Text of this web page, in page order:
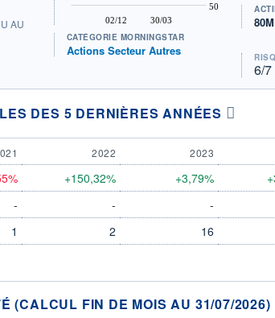
AU
02/12 30/03
50
CATÉGORIE MORNINGSTAR
Actions Secteur Autres
6/7
DES 5 DERNIÈRES ANNÉES
2022 2023
+150,32% +3,79%
- - -
1 2 16
(CALCUL FIN DE MOIS AU 31/07/2026)